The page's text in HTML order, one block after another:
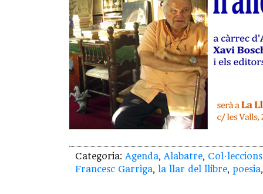
Categoria: Agenda, Alabatre, Col·leccions
Francesc Garriga, la llar del llibre, poesia